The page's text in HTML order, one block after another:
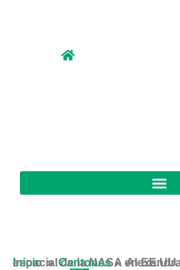
Inicio» Cantones»
Alexandra Bosa viajará a centro espacial de la NASA en EE.UU.